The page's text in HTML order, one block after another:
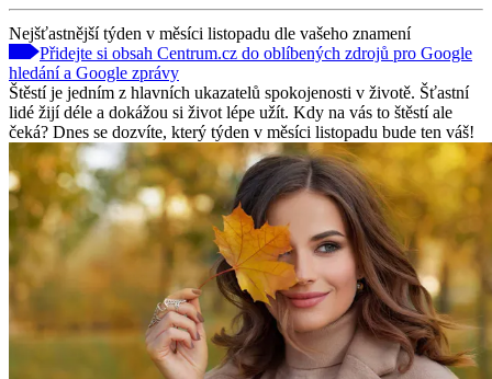
Nejšťastnější týden v měsíci listopadu dle vašeho znamení
Přidejte si obsah Centrum.cz do oblíbených zdrojů pro Google
hledání a Google zprávy
Štěstí je jedním z hlavních ukazatelů spokojenosti v životě. Šťastní
lidé žijí déle a dokážou si život lépe užít. Kdy na vás to štěstí ale
čeká? Dnes se dozvíte, který týden v měsíci listopadu bude ten váš!